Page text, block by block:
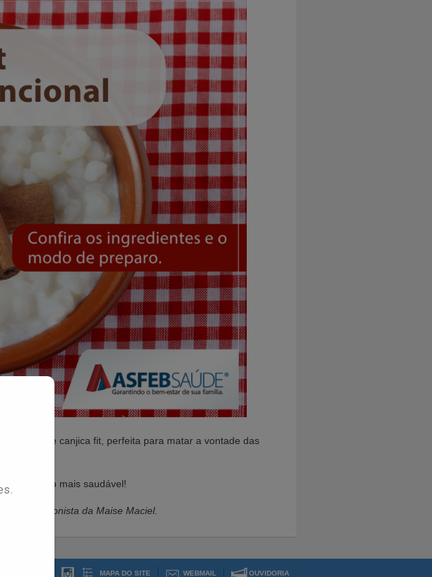
receita de canjica fit, perfeita para matar a vontade das
versão mais saudável!
da nutricionista da Maise Maciel.
OUVIDORIA
WEBMAIL
MAPA DO SITE